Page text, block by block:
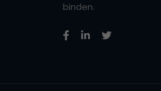
binden.